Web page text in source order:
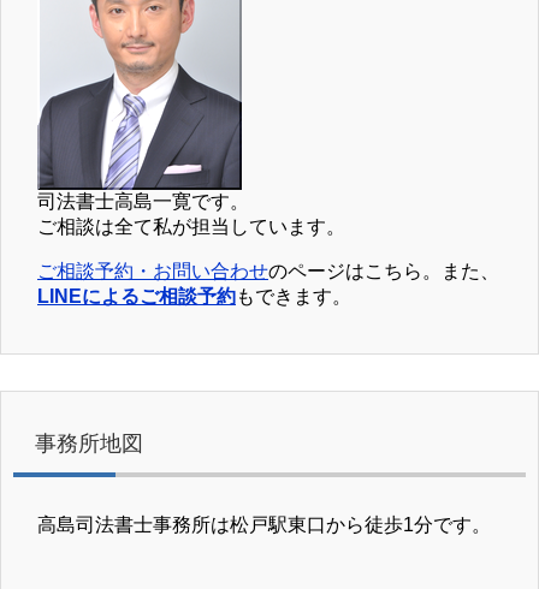
司法書士高島一寛です。
ご相談は全て私が担当しています。
ご相談予約・お問い合わせのページはこちら。また、
LINEによるご相談予約もできます。
事務所地図
高島司法書士事務所は松戸駅東口から徒歩1分です。